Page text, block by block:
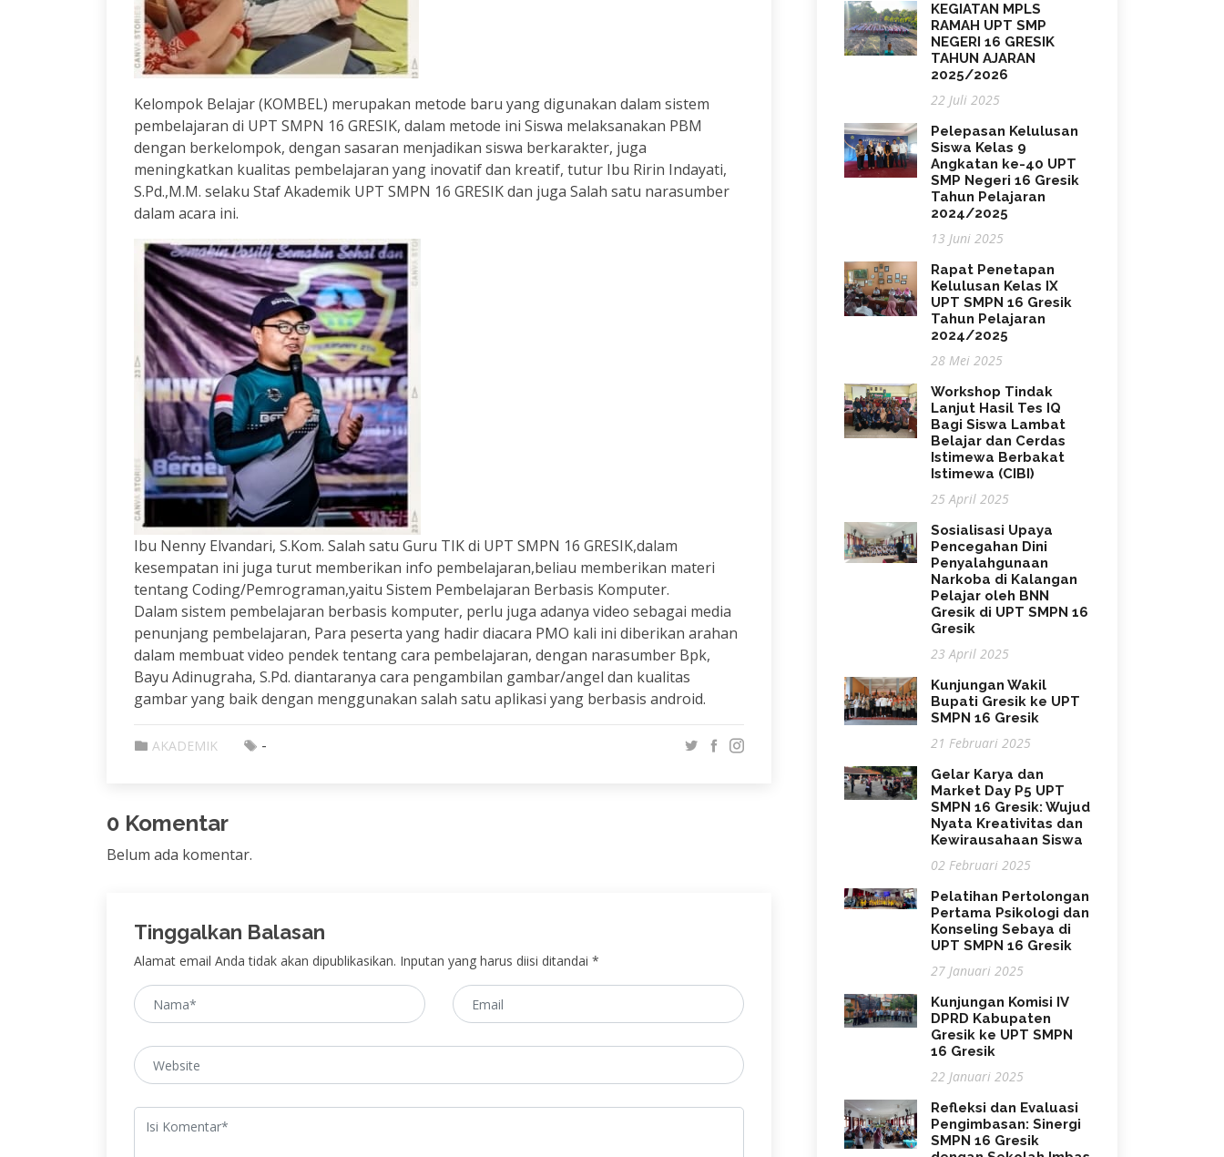
Kelompok Belajar (KOMBEL) merupakan metode baru yang digunakan dalam sistem
pembelajaran di UPT SMPN 16 GRESIK, dalam metode ini Siswa melaksanakan PBM
dengan berkelompok, dengan sasaran menjadikan siswa berkarakter, juga
meningkatkan kualitas pembelajaran yang inovatif dan kreatif, tutur Ibu Ririn Indayati,
S.Pd.,M.M. selaku Staf Akademik UPT SMPN 16 GRESIK dan juga Salah satu narasumber
dalam acara ini.
Ibu Nenny Elvandari, S.Kom. Salah satu Guru TIK di UPT SMPN 16 GRESIK,dalam
kesempatan ini juga turut memberikan info pembelajaran,beliau memberikan materi
tentang Coding/Pemrograman,yaitu Sistem Pembelajaran Berbasis Komputer.
Dalam sistem pembelajaran berbasis komputer, perlu juga adanya video sebagai media
penunjang pembelajaran, Para peserta yang hadir diacara PMO kali ini diberikan arahan
dalam membuat video pendek tentang cara pembelajaran, dengan narasumber Bpk,
Bayu Adinugraha, S.Pd. diantaranya cara pengambilan gambar/angel dan kualitas
gambar yang baik dengan menggunakan salah satu aplikasi yang berbasis android.
AKADEMIK -
0 Komentar
Belum ada komentar.
Tinggalkan Balasan
Alamat email Anda tidak akan dipublikasikan. Inputan yang harus diisi ditandai *
KEGIATAN MPLS
RAMAH UPT SMP
NEGERI 16 GRESIK
TAHUN AJARAN
2025/2026
22 Juli 2025
Pelepasan Kelulusan
Siswa Kelas 9
Angkatan ke-40 UPT
SMP Negeri 16 Gresik
Tahun Pelajaran
2024/2025
13 Juni 2025
Rapat Penetapan
Kelulusan Kelas IX
UPT SMPN 16 Gresik
Tahun Pelajaran
2024/2025
28 Mei 2025
Workshop Tindak
Lanjut Hasil Tes IQ
Bagi Siswa Lambat
Belajar dan Cerdas
Istimewa Berbakat
Istimewa (CIBI)
25 April 2025
Sosialisasi Upaya
Pencegahan Dini
Penyalahgunaan
Narkoba di Kalangan
Pelajar oleh BNN
Gresik di UPT SMPN 16
Gresik
23 April 2025
Kunjungan Wakil
Bupati Gresik ke UPT
SMPN 16 Gresik
21 Februari 2025
Gelar Karya dan
Market Day P5 UPT
SMPN 16 Gresik: Wujud
Nyata Kreativitas dan
Kewirausahaan Siswa
02 Februari 2025
Pelatihan Pertolongan
Pertama Psikologi dan
Konseling Sebaya di
UPT SMPN 16 Gresik
27 Januari 2025
Kunjungan Komisi IV
DPRD Kabupaten
Gresik ke UPT SMPN
16 Gresik
22 Januari 2025
Refleksi dan Evaluasi
Pengimbasan: Sinergi
SMPN 16 Gresik